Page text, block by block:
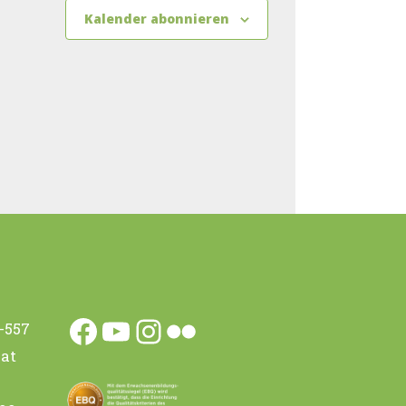
Kalender abonnieren
Facebook
YouTube
Instagram
Flickr